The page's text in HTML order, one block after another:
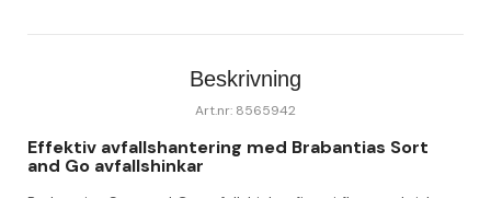
Beskrivning
Art.nr: 8565942
Effektiv avfallshantering med Brabantias Sort
and Go avfallshinkar